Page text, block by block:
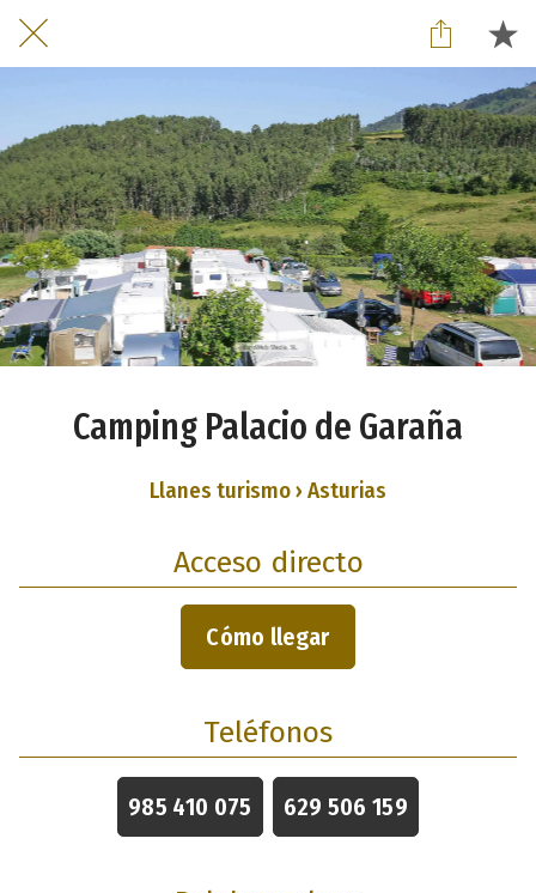
Camping Palacio de Garaña
Llanes turismo › Asturias
Acceso directo
Cómo llegar
Teléfonos
985 410 075 629 506 159